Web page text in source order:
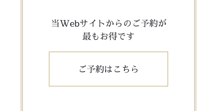
当Webサイトからのご予約が
最もお得です
ご予約はこちら